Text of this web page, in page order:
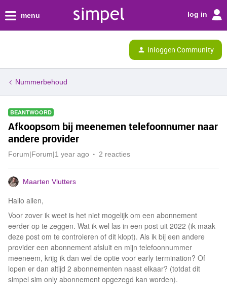
menu log in
Inloggen Community
Nummerbehoud
BEANTWOORD
Afkoopsom bij meenemen telefoonnumer naar
andere provider
Forum|Forum|1 year ago 2 reacties
Maarten Vlutters
Hallo allen,
Voor zover ik weet is het niet mogelijk om een abonnement
eerder op te zeggen. Wat ik wel las in een post uit 2022 (ik maak
deze post om te controleren of dit klopt). Als ik bij een andere
provider een abonnement afsluit en mijn telefoonnummer
meeneem, krijg ik dan wel de optie voor early termination? Of
lopen er dan altijd 2 abonnementen naast elkaar? (totdat dit
simpel sim only abonnement opgezegd kan worden).